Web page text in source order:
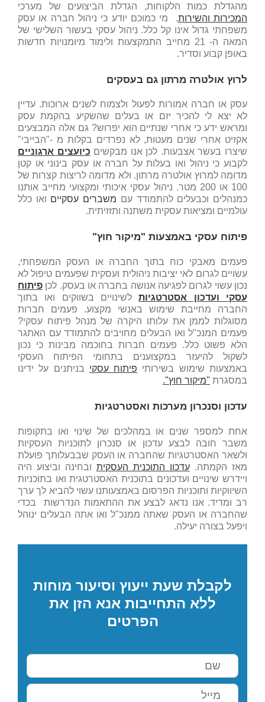
מהגדלת כמות הלקוחות, הגדלת הביצועים של מערכי
המכירות והשירות. מי כמוכם יודע כי ניהול חברה או עסק
משפחתי גדול אינו קל כלל. ניהול עסקי בעשור השלישי של
המאה ה- 21 מחייב התמקצעות ולימוד מיומנויות חדשות
באופן קבוע וסדיר.
לרוץ אולטרה מרתון גם בעסקים
עסק או חברה אמורות לפעול ולצמוח לשנים ארוכות. עדיין
לא יצא לי להכיר יזם או בעלים שהשקיע בהקמת עסק
ומראש ידע כי אחרי שנתיים הוא יפרוש? גם אלה המבצעים
אקזיט אחרי שנים מעטות, לא נפרדים בקלות מ -"הבייבי"
שיצרו בעשר אצבעות. לכן אנו מבקשים כיועצים ארגוניים
לקבוע כי ניהול ואו בעלות על חברה או עסק בינוני או קטן
מדומה למרוץ אולטרה מרתון. ולא מדומה לריצות קצרות של
100 או 200 מטר. ניהול עסקי איכותי ומקצועי מחייב אותנו
כמנהלים וכבעלים להתמודד עם משברים עסקיים ואו כלל
עולמיים ומציאות עסקית משתנה ותזזיתית.
פיתוח עסקי באמצעות "מיקור חוץ"
פעמים מאבקי כוח בתוך החברה או העסק המשפחתי,
עשויים לגרום לאי יציבות ניהולית ועסקית שפעמים טיפול לא
נכון עשוי לגרום לפגיעה אנושה בחברה או בעסק. לכן פיתוח
עסקי ועדכון אסטרטגיות
לשינויים בשווקים ואו בתוך
החברה מחייבת שימוש באנשי מקצוע. פעמים חברות
מסוגלות לממן את עלותו היקרה של מנהל פיתוח עסקי?
פעמים המנכ"ל ואו הבעלים מחויבים להתמודד עם האתגר
הלא פשוט כלל. פעמים חברות בחוכמה מבינות כי נכון
לשקול להיעזר במקצוענים בתחומי הפיתוח העסקי
באמצעות שימוש בשירותי פיתוח עסקי בניתנים על ידינו
במסגרת "מיקור חוץ".
עדכון וסנכרון מערכות ואסטרטגיות
אחת למספר שנים או במהלכים של שינוי ואו בתקופות
משבר חובה לבצע עדכון או סנכרון לתוכניות העסקיות
ולשאר האסטרטגיות שהחברה או העסק שבבעלותך פועלת
מאז הקמתה. עדכון התוכנית העסקית ובחינה וביצוע היה
ויידרש שינויים ועדכונים בתוכנית האסטרטגית ואו בתוכניות
השיווקיות ותוכניות הפרסום באמצעותנו עשוי להביא לך ערך
רב ומדיד. אנו נדאג לבצע את ההתאמות הנדרשות בכדי
שהחברה או העסק שאתה ממנכ"ל ואו אתה הבעלים ינוהל
ויפעל בצורה יעילה.
לקבלת שעת ייעוץ וסיעור מוחות
ללא התחייבות אנא הזן את
הפרטים